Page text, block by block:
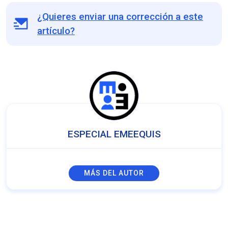
¿Quieres enviar una corrección a este
artículo?
ESPECIAL EMEEQUIS
MÁS DEL AUTOR